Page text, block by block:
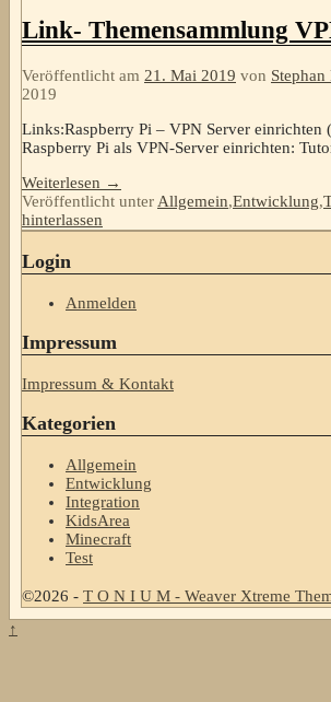
Link- Themensammlung
Veröffentlicht am 21. Mai 2019 von
2019
Links:Raspberry Pi – VPN Server einrichten
Raspberry Pi als VPN-Server einrichten:
Weiterlesen →
Veröffentlicht unter Allgemein,Entwicklung,
hinterlassen
Login
Anmelden
Impressum
Impressum & Kontakt
Kategorien
Allgemein
Entwicklung
Integration
KidsArea
Minecraft
Test
©2026 - T O N I U M - Weaver Xtreme
↑